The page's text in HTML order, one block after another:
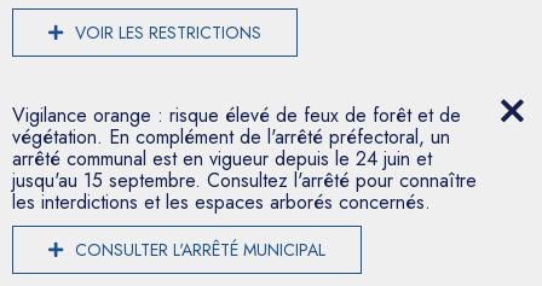
VOIR LES RESTRICTIONS
Vigilance orange : risque élevé de feux de forêt et de
végétation. En complément de l'arrêté préfectoral, un
arrêté communal est en vigueur depuis le 24 juin et
jusqu'au 15 septembre. Consultez l'arrêté pour connaître
les interdictions et les espaces arborés concernés.
CONSULTER L'ARRÊTÉ MUNICIPAL